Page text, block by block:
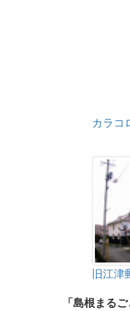
カラコ
旧江津
「島根まる